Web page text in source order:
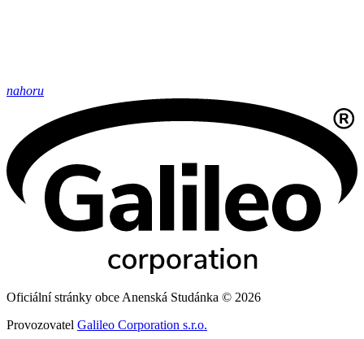
nahoru
Oficiální stránky obce Anenská Studánka © 2026
Provozovatel Galileo Corporation s.r.o.